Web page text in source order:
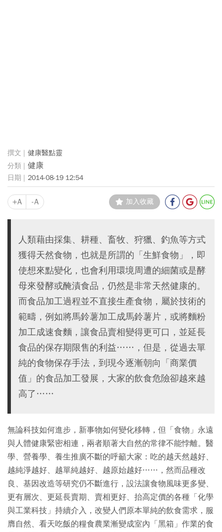
健康醫點靈
健康
2014-08-19 12:54
+A -A 加入收藏
人類藉由採集、耕種、畜牧、狩獵、釣魚等方式
獲得天然食物，也就是所謂的「生鮮食物」，即
使想來點變化，也會利用環境周遭的細菌或是酵
母來發酵或醃漬食品，仍然是非常天然健康的。
而食品加工過程並不直接生產食物，屬於技術的
範疇，例如將馬鈴薯加工成馬鈴薯片，或將麵粉
加工成速食麵，讓食品賣相變得更可口，並延長
食品的保存期限售的利益……，但是，從過去單
純的食物保存手法，到現今逐漸朝向「商業價
值」的食品加工發展，大家的飲食危險卻越來越
高了……
無論科技如何進步，新事物如何變化移轉，但「食物」永遠
與人體健康緊密相連，兩者順著大自然的常律不能悖離。醫
學、營養學、養生推廣不斷的呼籲大家：吃的越天然越好、
越純淨越好、越單純越好、越原始越好……，然而品種改
良、基因改造等研究仍不斷進行，設法讓食物風味更多變、
更有層次、更延長賣期、賣相更好、抬高定價的各種「化學
與工業科技」持續介入，改變人們原本單純的飲食需求，服
膺自然、看天吃飯的糧食農業漸變成室內「黑箱」作業的食